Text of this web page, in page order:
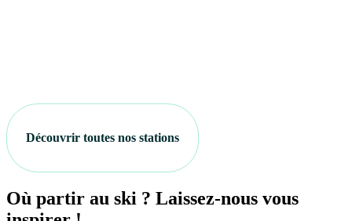
Découvrir toutes nos stations
Où partir au ski ? Laissez-nous vous